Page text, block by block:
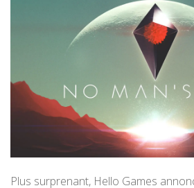
Plus surprenant, Hello Games